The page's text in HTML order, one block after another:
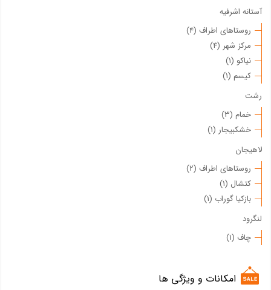
آستانه اشرفیه
روستاهای اطراف (4)
مرکز شهر (4)
نیاکو (1)
کیسم (1)
رشت
خمام (3)
خشکبیجار (1)
لاهیجان
روستاهای اطراف (2)
کتشال (1)
بازکیا گوراب (1)
لنگرود
چاف (1)
امکانات و ویژگی ها